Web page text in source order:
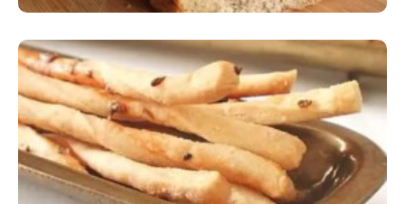
Comer Bem: Palitinhos De Cebola E Salsa